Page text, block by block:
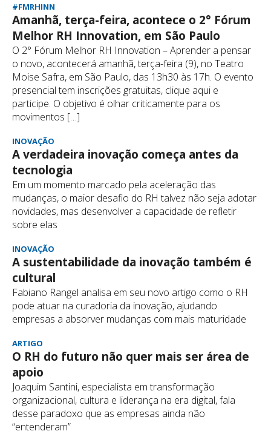
#FMRHINN
Amanhã, terça-feira, acontece o 2° Fórum
Melhor RH Innovation, em São Paulo
O 2° Fórum Melhor RH Innovation – Aprender a pensar
o novo, acontecerá amanhã, terça-feira (9), no Teatro
Moise Safra, em São Paulo, das 13h30 às 17h. O evento
presencial tem inscrições gratuitas, clique aqui e
participe. O objetivo é olhar criticamente para os
movimentos […]
INOVAÇÃO
A verdadeira inovação começa antes da
tecnologia
Em um momento marcado pela aceleração das
mudanças, o maior desafio do RH talvez não seja adotar
novidades, mas desenvolver a capacidade de refletir
sobre elas
INOVAÇÃO
A sustentabilidade da inovação também é
cultural
Fabiano Rangel analisa em seu novo artigo como o RH
pode atuar na curadoria da inovação, ajudando
empresas a absorver mudanças com mais maturidade
ARTIGO
O RH do futuro não quer mais ser área de
apoio
Joaquim Santini, especialista em transformação
organizacional, cultura e liderança na era digital, fala
desse paradoxo que as empresas ainda não
“entenderam”